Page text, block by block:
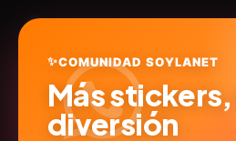
✨COMUNIDAD SOYLANET
Más
diversión